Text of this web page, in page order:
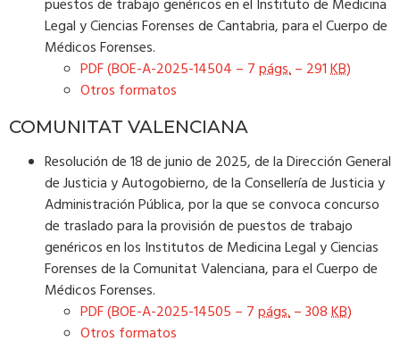
puestos de trabajo genéricos en el Instituto de Medicina
Legal y Ciencias Forenses de Cantabria, para el Cuerpo de
Médicos Forenses.
PDF (BOE-A-2025-14504 – 7págs.– 291KB)
Otros formatos
COMUNITAT VALENCIANA
Resolución de 18 de junio de 2025, de la Dirección General
de Justicia y Autogobierno, de la Consellería de Justicia y
Administración Pública, por la que se convoca concurso
de traslado para la provisión de puestos de trabajo
genéricos en los Institutos de Medicina Legal y Ciencias
Forenses de la Comunitat Valenciana, para el Cuerpo de
Médicos Forenses.
PDF (BOE-A-2025-14505 – 7págs.– 308KB)
Otros formatos